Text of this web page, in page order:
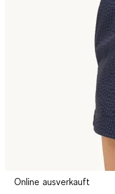
Online ausverkauft